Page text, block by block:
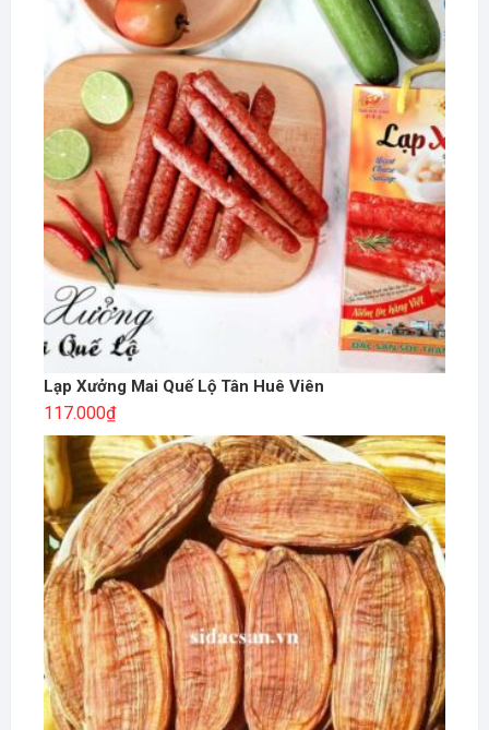
Lạp Xưởng Mai Quế Lộ Tân Huê Viên
117.000₫